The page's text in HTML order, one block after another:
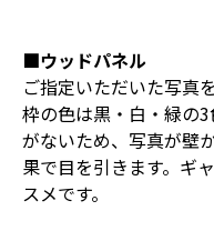
■ウッドパネル
ご指定いただいた写真
枠の色は黒・白・緑の
がないため、写真が壁
果で目を引きます。ギ
スメです。